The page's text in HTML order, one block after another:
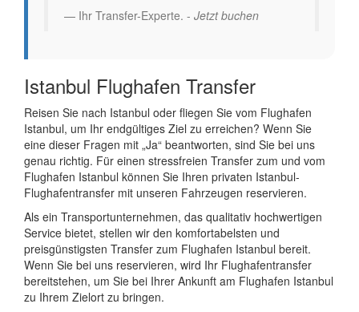
Ihr Transfer-Experte. - Jetzt buchen
Istanbul Flughafen Transfer
Reisen Sie nach Istanbul oder fliegen Sie vom Flughafen
Istanbul, um Ihr endgültiges Ziel zu erreichen? Wenn Sie
eine dieser Fragen mit „Ja“ beantworten, sind Sie bei uns
genau richtig. Für einen stressfreien Transfer zum und vom
Flughafen Istanbul können Sie Ihren privaten Istanbul-
Flughafentransfer mit unseren Fahrzeugen reservieren.
Als ein Transportunternehmen, das qualitativ hochwertigen
Service bietet, stellen wir den komfortabelsten und
preisgünstigsten Transfer zum Flughafen Istanbul bereit.
Wenn Sie bei uns reservieren, wird Ihr Flughafentransfer
bereitstehen, um Sie bei Ihrer Ankunft am Flughafen Istanbul
zu Ihrem Zielort zu bringen.